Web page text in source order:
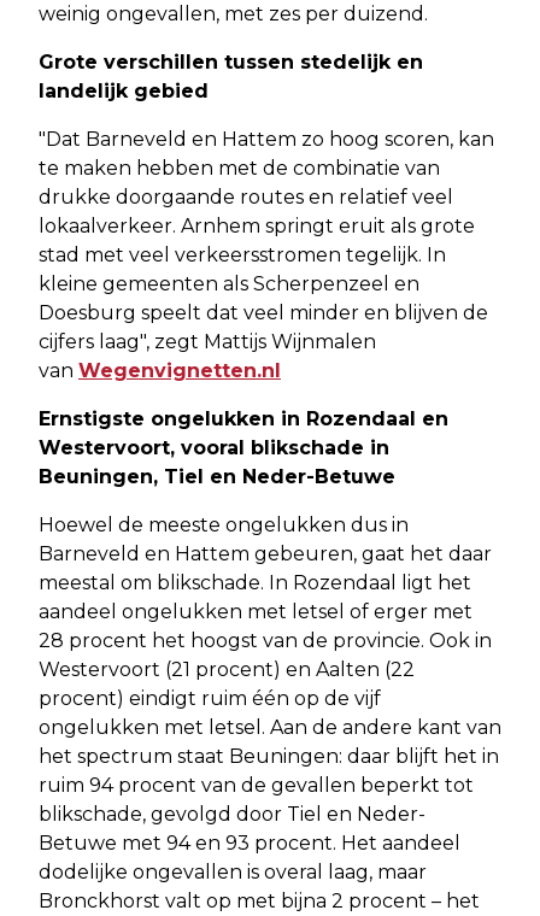
weinig ongevallen, met zes per duizend.
Grote verschillen tussen stedelijk en
landelijk gebied
"Dat Barneveld en Hattem zo hoog scoren, kan
te maken hebben met de combinatie van
drukke doorgaande routes en relatief veel
lokaalverkeer. Arnhem springt eruit als grote
stad met veel verkeersstromen tegelijk. In
kleine gemeenten als Scherpenzeel en
Doesburg speelt dat veel minder en blijven de
cijfers laag", zegt Mattijs Wijnmalen
van Wegenvignetten.nl
Ernstigste ongelukken in Rozendaal en
Westervoort, vooral blikschade in
Beuningen, Tiel en Neder-Betuwe
Hoewel de meeste ongelukken dus in
Barneveld en Hattem gebeuren, gaat het daar
meestal om blikschade. In Rozendaal ligt het
aandeel ongelukken met letsel of erger met
28 procent het hoogst van de provincie. Ook in
Westervoort (21 procent) en Aalten (22
procent) eindigt ruim één op de vijf
ongelukken met letsel. Aan de andere kant van
het spectrum staat Beuningen: daar blijft het in
ruim 94 procent van de gevallen beperkt tot
blikschade, gevolgd door Tiel en Neder-
Betuwe met 94 en 93 procent. Het aandeel
dodelijke ongevallen is overal laag, maar
Bronckhorst valt op met bijna 2 procent – het